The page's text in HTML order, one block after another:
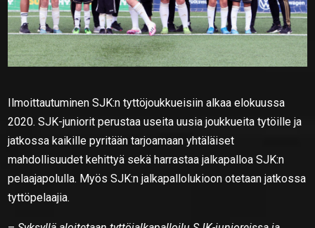
Ilmoittautuminen SJK:n tyttöjoukkueisiin alkaa elokuussa
2020. SJK-juniorit perustaa useita uusia joukkueita tytöille ja
jatkossa kaikille pyritään tarjoamaan yhtäläiset
mahdollisuudet kehittyä sekä harrastaa jalkapalloa SJK:n
pelaajapolulla. Myös SJK:n jalkapallolukioon otetaan jatkossa
tyttöpelaajia.